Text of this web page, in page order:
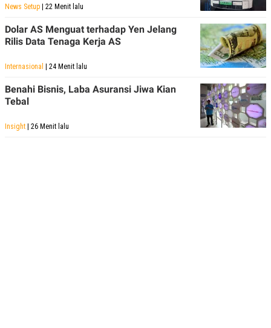
News Setup | 22 Menit lalu
Dolar AS Menguat terhadap Yen Jelang
Rilis Data Tenaga Kerja AS
Internasional | 24 Menit lalu
Benahi Bisnis, Laba Asuransi Jiwa Kian
Tebal
Insight | 26 Menit lalu